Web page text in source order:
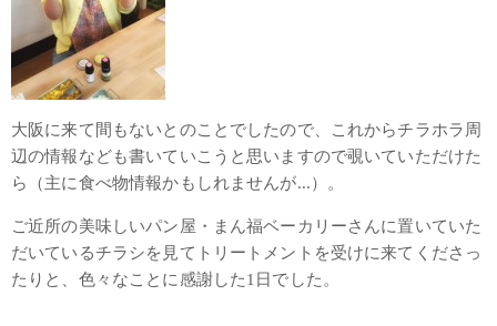
大阪に来て間もないとのことでしたので、これからチラホラ周
辺の情報なども書いていこうと思いますので覗いていただけた
ら（主に食べ物情報かもしれませんが...）。
ご近所の美味しいパン屋・まん福ベーカリーさんに置いていた
だいているチラシを見てトリートメントを受けに来てくださっ
たりと、色々なことに感謝した1日でした。